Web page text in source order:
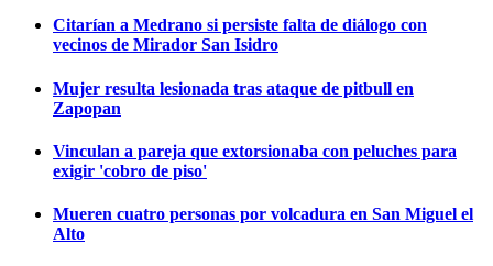
Citarían a Medrano si persiste falta de diálogo con
vecinos de Mirador San Isidro
Mujer resulta lesionada tras ataque de pitbull en
Zapopan
Vinculan a pareja que extorsionaba con peluches para
exigir 'cobro de piso'
Mueren cuatro personas por volcadura en San Miguel el
Alto